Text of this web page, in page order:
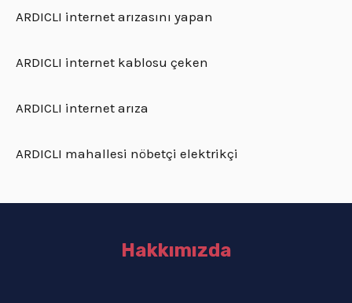
ARDICLI internet arızasını yapan
ARDICLI internet kablosu çeken
ARDICLI internet arıza
ARDICLI mahallesi nöbetçi elektrikçi
Hakkımızda